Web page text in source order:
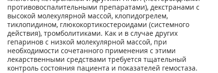
противовоспалительными препаратами), декстранами с
высокой молекулярной массой, клопидогрелем,
тиклопидином, глюкокортикостероидами (системного
действия), тромболитиками. Как и в случае других
гепаринов с низкой молекулярной массой, при
необходимости сочетанного применения с этими
лекарственными средствами требуется тщательный
контроль состояния пациента и показателей гемостаза.